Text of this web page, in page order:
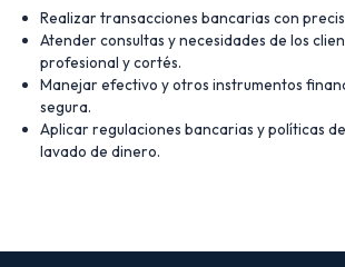
Realizar transacciones bancarias con
Atender consultas y necesidades de los
profesional y cortés.
Manejar efectivo y otros instrumentos
segura.
Aplicar regulaciones bancarias y políticas
lavado de dinero.